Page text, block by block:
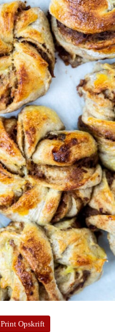
Print Opskrift